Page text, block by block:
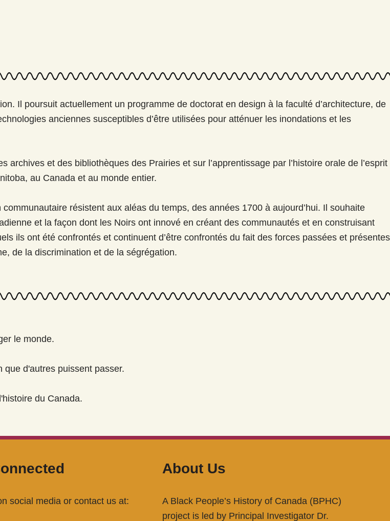
Il poursuit actuellement un programme de doctorat en design à la faculté d’architecture, de
anciennes susceptibles d’être utilisées pour atténuer les inondations et les
et des bibliothèques des Prairies et sur l’apprentissage par l’histoire orale de l’esprit
au Canada et au monde entier.
résistent aux aléas du temps, des années 1700 à aujourd’hui. Il souhaite
et la façon dont les Noirs ont innové en créant des communautés et en construisant
ils ont été confrontés et continuent d’être confrontés du fait des forces passées et présentes
de la discrimination et de la ségrégation.
le monde.
d'autres puissent passer.
du Canada.
social media or contact us at:
About Us
A Black People’s History of Canada (BPHC)
project is led by Principal Investigator Dr.